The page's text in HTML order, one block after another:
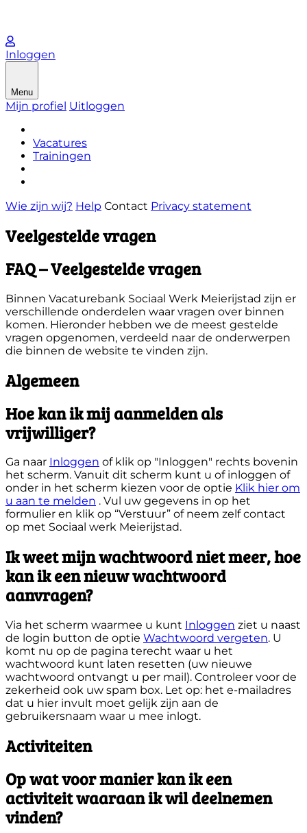
Inloggen
Menu
Mijn profiel Uitloggen
Vacatures
Trainingen
Wie zijn wij? Help Contact Privacy statement
Veelgestelde vragen
FAQ – Veelgestelde vragen
Binnen Vacaturebank Sociaal Werk Meierijstad zijn er
verschillende onderdelen waar vragen over binnen
komen. Hieronder hebben we de meest gestelde
vragen opgenomen, verdeeld naar de onderwerpen
die binnen de website te vinden zijn.
Algemeen
Hoe kan ik mij aanmelden als
vrijwilliger?
Ga naar Inloggen of klik op "Inloggen" rechts bovenin
het scherm. Vanuit dit scherm kunt u of inloggen of
onder in het scherm kiezen voor de optie Klik hier om
u aan te melden . Vul uw gegevens in op het
formulier en klik op “Verstuur” of neem zelf contact
op met Sociaal werk Meierijstad.
Ik weet mijn wachtwoord niet meer, hoe
kan ik een nieuw wachtwoord
aanvragen?
Via het scherm waarmee u kunt Inloggen ziet u naast
de login button de optie Wachtwoord vergeten. U
komt nu op de pagina terecht waar u het
wachtwoord kunt laten resetten (uw nieuwe
wachtwoord ontvangt u per mail). Controleer voor de
zekerheid ook uw spam box. Let op: het e-mailadres
dat u hier invult moet gelijk zijn aan de
gebruikersnaam waar u mee inlogt.
Activiteiten
Op wat voor manier kan ik een
activiteit waaraan ik wil deelnemen
vinden?